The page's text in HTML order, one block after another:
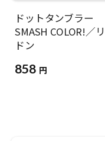
ドットタンブラー
SMASH COLOR!／
ドン
858 円